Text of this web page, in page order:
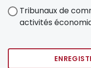
Tribunaux de
activités